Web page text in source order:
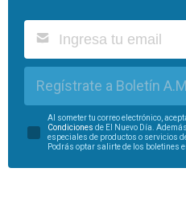
Regístrate a Boletín
Al someter tu correo electrónico,
Condiciones de El Nuevo Día.
especiales de productos o servicios
Podrás optar salirte de los boletines